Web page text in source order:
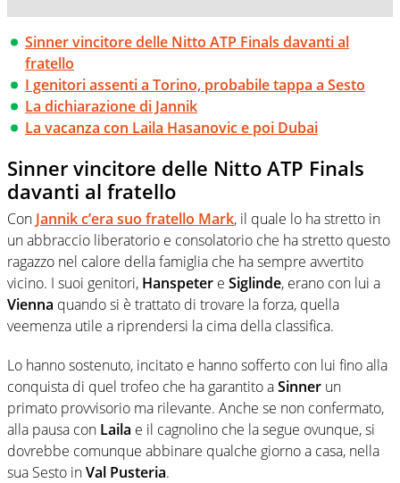
Sinner vincitore delle Nitto ATP Finals davanti al
fratello
I genitori assenti a Torino, probabile tappa a Sesto
La dichiarazione di Jannik
La vacanza con Laila Hasanovic e poi Dubai
Sinner vincitore delle Nitto ATP Finals
davanti al fratello
Con Jannik c’era suo fratello Mark, il quale lo ha stretto in
un abbraccio liberatorio e consolatorio che ha stretto questo
ragazzo nel calore della famiglia che ha sempre avvertito
vicino. I suoi genitori, Hanspeter e Siglinde, erano con lui a
Vienna quando si è trattato di trovare la forza, quella
veemenza utile a riprendersi la cima della classifica.
Lo hanno sostenuto, incitato e hanno sofferto con lui fino alla
conquista di quel trofeo che ha garantito aSinner un
primato provvisorio ma rilevante. Anche se non confermato,
alla pausa con Laila e il cagnolino che la segue ovunque, si
dovrebbe comunque abbinare qualche giorno a casa, nella
sua Sesto inVal Pusteria.